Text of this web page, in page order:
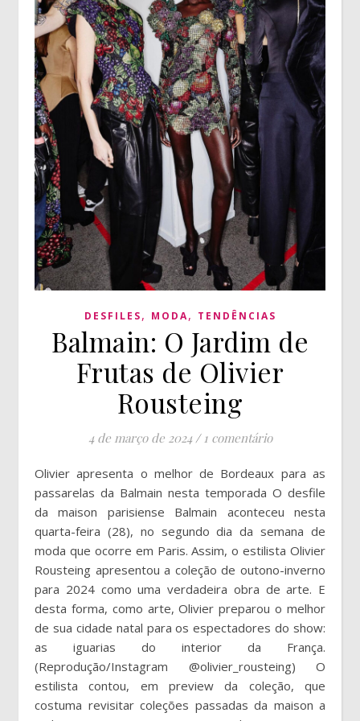
DESFILES, MODA, TENDÊNCIAS
Balmain: O Jardim de
Frutas de Olivier
Rousteing
4 de março de 2024 / 1 comentário
Olivier apresenta o melhor de Bordeaux para as
passarelas da Balmain nesta temporada O desfile
da maison parisiense Balmain aconteceu nesta
quarta-feira (28), no segundo dia da semana de
moda que ocorre em Paris. Assim, o estilista Olivier
Rousteing apresentou a coleção de outono-inverno
para 2024 como uma verdadeira obra de arte. E
desta forma, como arte, Olivier preparou o melhor
de sua cidade natal para os espectadores do show:
as iguarias do interior da França.
(Reprodução/Instagram @olivier_rousteing) O
estilista contou, em preview da coleção, que
costuma revisitar coleções passadas da maison a